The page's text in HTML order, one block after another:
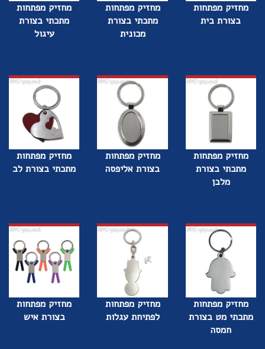
מחזיק מפתחות
בצורת בית
מחזיק מפתחות
מתכתי בצורת
מכונית
מחזיק מפתחות
מתכתי בצורת
עיגול
מחזיק מפתחות
מתכתי בצורת
מלבן
מחזיק מפתחות
בצורת אליפסה
מחזיק מפתחות
מתכתי בצורת לב
מחזיק מפתחות
מתכתי מט בצורת
חמסה
מחזיק מפתחות
לפתיחת עגלות
מחזיק מפתחות
בצורת איש